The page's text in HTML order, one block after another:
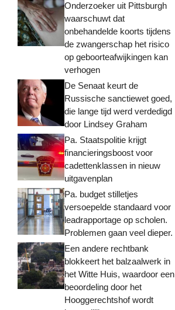
Onderzoeker uit Pittsburgh
waarschuwt dat
onbehandelde koorts tijdens
de zwangerschap het risico
op geboorteafwijkingen kan
verhogen
De Senaat keurt de
Russische sanctiewet goed,
die lange tijd werd verdedigd
door Lindsey Graham
Pa. Staatspolitie krijgt
financieringsboost voor
cadettenklassen in nieuw
uitgavenplan
Pa. budget stilletjes
versoepelde standaard voor
leadrapportage op scholen.
Problemen gaan veel dieper.
Een andere rechtbank
blokkeert het balzaalwerk in
het Witte Huis, waardoor een
beoordeling door het
Hooggerechtshof wordt